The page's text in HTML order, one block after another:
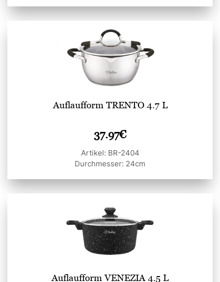
Auflaufform TRENTO 4.7 L
37.97€
Artikel: BR-2404
Durchmesser: 24cm
Auflaufform VENEZIA 4.5 L